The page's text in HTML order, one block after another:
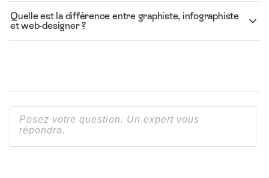
Quelle est la différence entre graphiste, infographiste
et web-designer ?